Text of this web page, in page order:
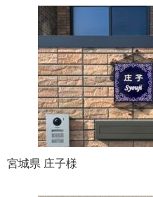
宮城県 庄子様